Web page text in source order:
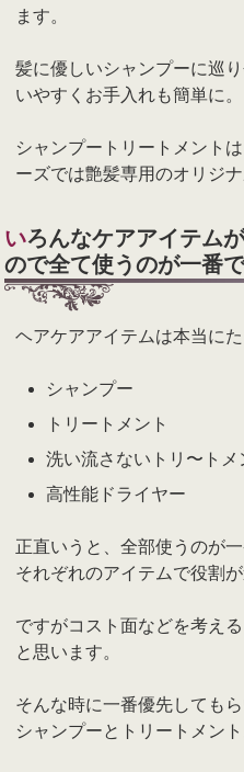
ます。
髪に優しいシャンプーに巡
いやすくお手入れも簡単に。
シャンプートリートメント
ーズでは艶髪専用のオリジ
いろんなケアアイテムがありますが役割が違う
ので全て使うのが一番
ヘアケアアイテムは本当に
シャンプー
トリートメント
洗い流さないトリ〜トメ
高性能ドライヤー
正直いうと、全部使うのが一
それぞれのアイテムで役割が
ですがコスト面などを考え
と思います。
そんな時に一番優先しても
シャンプーとトリートメント